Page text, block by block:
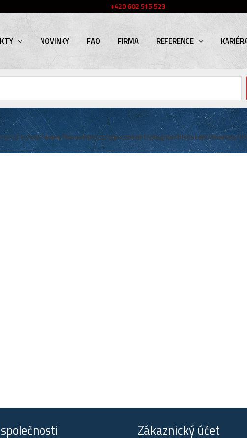
+420 602 515 523
NOVINKY FAQ FIRMA REFERENCE
in/var/www/hlsystem.cz/wp-content/plugins/hlsystem/themes/
Zákaznický účet